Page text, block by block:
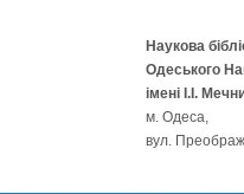
Наукова
Одеського
імені І.І.
м. Одеса,
вул.